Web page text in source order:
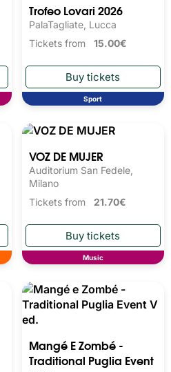
Trofeo Lovari 2026
PalaTagliate, Lucca
Tickets from 15.00€
Sport
VOZ DE MUJER
Auditorium San Fedele,
Tickets from21.70€
Music